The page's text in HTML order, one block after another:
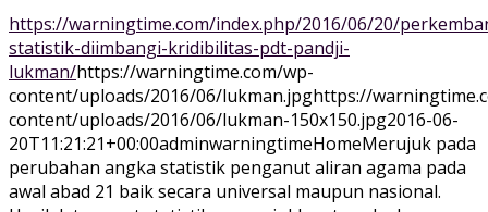
https://warningtime.com/index.php/2016/06/20/
statistik-diimbangi-kridibilitas-pdt-pandji-
lukman/https://warningtime.com/wp-
content/uploads/2016/06/lukman.jpghttps://
content/uploads/2016/06/lukman-150x150.jpg2016-06-
20T11:21:21+00:00adminwarningtimeHomeMerujuk pada
perubahan angka statistik penganut aliran agama pada
awal abad 21 baik secara universal maupun nasional.